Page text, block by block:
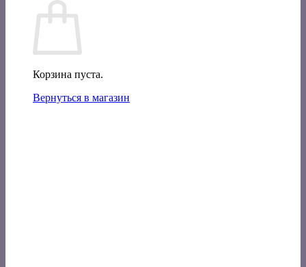
Корзина пуста.
Вернуться в магазин